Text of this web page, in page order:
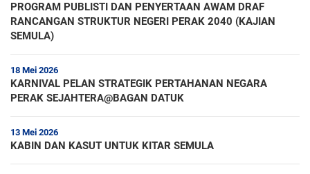
PROGRAM PUBLISTI DAN PENYERTAAN AWAM DRAF
RANCANGAN STRUKTUR NEGERI PERAK 2040 (KAJIAN
SEMULA)
18 Mei 2026
KARNIVAL PELAN STRATEGIK PERTAHANAN NEGARA
PERAK SEJAHTERA@BAGAN DATUK
13 Mei 2026
KABIN DAN KASUT UNTUK KITAR SEMULA